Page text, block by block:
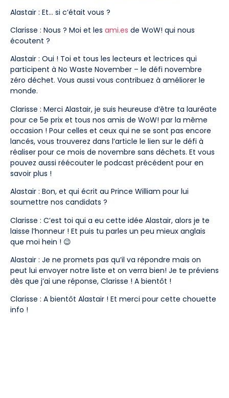
Alastair : Et… si c’était vous ?
Clarisse : Nous ? Moi et les ami.es de WoW! qui nous
écoutent ?
Alastair : Oui ! Toi et tous les lecteurs et lectrices qui
participent à No Waste November – le défi novembre
zéro déchet. Vous aussi vous contribuez à améliorer le
monde.
Clarisse : Merci Alastair, je suis heureuse d’être ta lauréate
pour ce 5e prix et tous nos amis de WoW! par la même
occasion ! Pour celles et ceux qui ne se sont pas encore
lancés, vous trouverez dans l’article le lien sur le défi à
réaliser pour ce mois de novembre sans déchets. Et vous
pouvez aussi réécouter le podcast précédent pour en
savoir plus !
Alastair : Bon, et qui écrit au Prince William pour lui
soumettre nos candidats ?
Clarisse : C’est toi qui a eu cette idée Alastair, alors je te
laisse l’honneur ! Et puis tu parles un peu mieux anglais
que moi hein ! 😉
Alastair : Je ne promets pas qu’il va répondre mais on
peut lui envoyer notre liste et on verra bien! Je te préviens
dès que j’ai une réponse, Clarisse ! A bientôt !
Clarisse : A bientôt Alastair ! Et merci pour cette chouette
info !